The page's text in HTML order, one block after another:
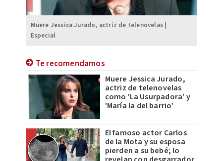
Muere Jessica Jurado, actriz de telenovelas |
Especial
Te recomendamos
Muere Jessica Jurado,
actriz de telenovelas
como 'La Usurpadora' y
'María la del barrio'
El famoso actor Carlos
de la Mota y su esposa
pierden a su bebé; lo